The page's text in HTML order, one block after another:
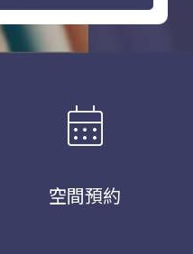
calendar_month
空間預約